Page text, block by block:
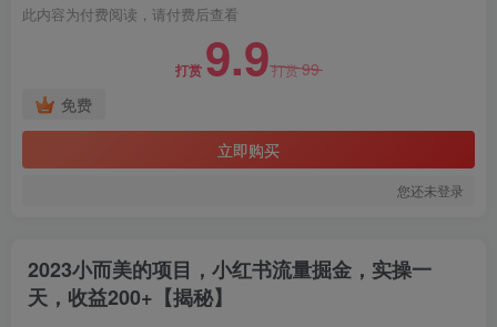
此内容为付费阅读，请付费后查看
打赏 9.9打赏99
免费
立即购买
您还未登录
2023小而美的项目，小红书流量掘金，实操一
天，收益200+【揭秘】